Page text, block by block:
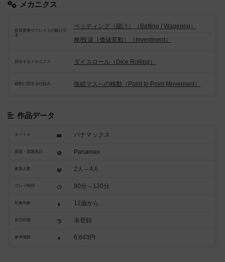
メカニクス
投資要素やプレイ上の駆け引
き
ベッティング（賭け）（Betting / Wagering）
株/投資（価値変動）（Investment）
頻出するメカニクス ダイスロール（Dice Rolling）
移動に関する仕組み 接続マスへの移動（Point to Point Movement）
作品データ
タイトル パナマックス
原題・英題表記 Panamax
参加人数 2人～4人
プレイ時間 90分～120分
対象年齢 12歳から
発売時期 未登録
参考価格 6,643円